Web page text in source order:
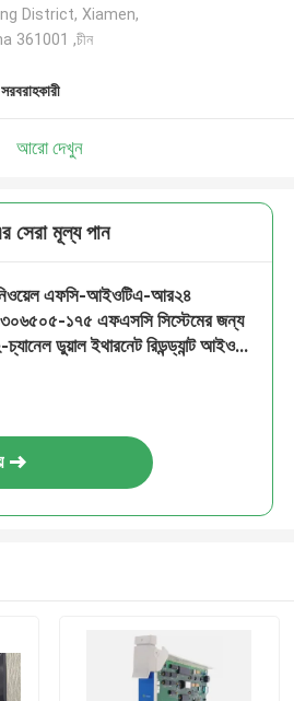
District, Xiamen,
361001 ,চীন
আরো দেখুন
সেরা মূল্য পান
এফসি-আইওটিএ-আর২৪
১৭৫ এফএসসি সিস্টেমের জন্য
ডুয়াল ইথারনেট রিডন্ড্যান্ট আইও